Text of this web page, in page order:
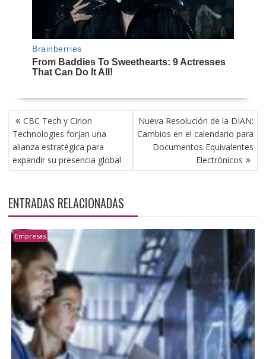
NAVEGACIÓN
DE
ENTRADAS
CBC Tech y Cirion
Technologies forjan una
alianza estratégica para
expandir su presencia global
Nueva Resolución de la DIAN:
Cambios en el calendario para
Documentos Equivalentes
Electrónicos
ENTRADAS RELACIONADAS
Empresas